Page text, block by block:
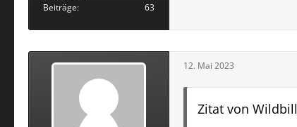
Beiträge
63
12. Mai 2023
Zitat von Wildbill